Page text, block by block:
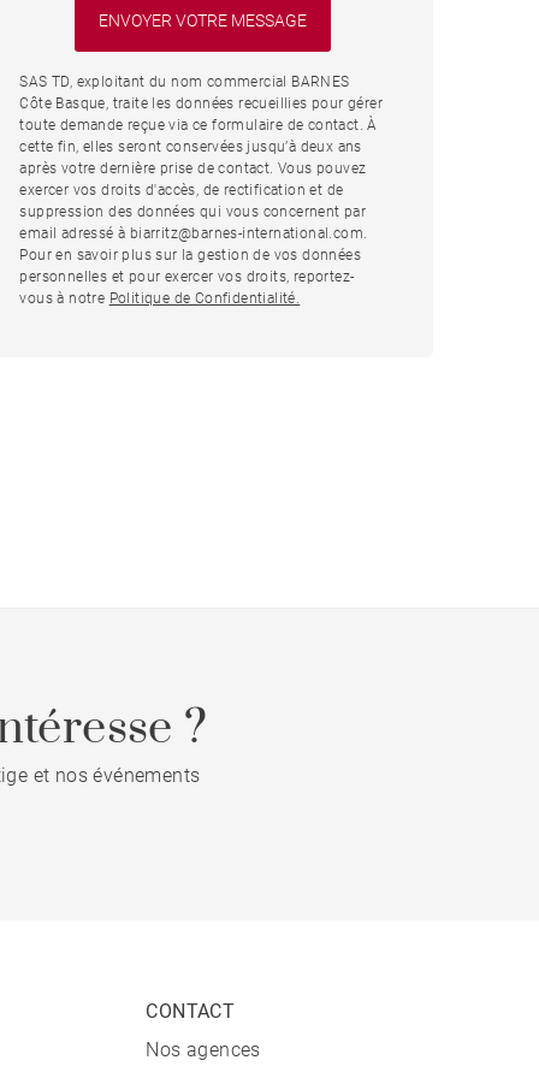
SAS TD, exploitant du nom commercial BARNES
Côte Basque, traite les données recueillies pour gérer
toute demande reçue via ce formulaire de contact. À
cette fin, elles seront conservées jusqu’à deux ans
après votre dernière prise de contact. Vous pouvez
exercer vos droits d'accès, de rectification et de
suppression des données qui vous concernent par
email adressé à biarritz@barnes-international.com.
Pour en savoir plus sur la gestion de vos données
personnelles et pour exercer vos droits, reportez-
vous à notre Politique de Confidentialité.
?
et nos événements
CONTACT
Nos agences